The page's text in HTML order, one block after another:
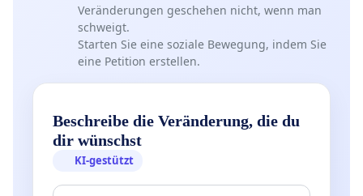
Veränderungen geschehen nicht, wenn man
schweigt.
Starten Sie eine soziale Bewegung, indem Sie
eine Petition erstellen.
Beschreibe die Veränderung, die du
dir wünschst
KI-gestützt